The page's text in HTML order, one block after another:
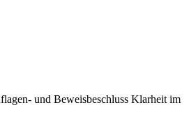
und Beweisbeschluss Klarheit im